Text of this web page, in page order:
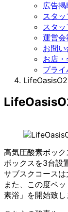
広告掲
スタ
スタ
運営会
お問
お店
プラ
高気圧酸素ボッ
ボックスを3台設
サブスクコースは
また、この度ペ
素浴」を開始致し